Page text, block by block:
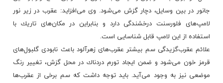
جانور در بین وسایل، دچار گزش می‌شود. وی می‌افزاید: عقرب در زیر نور
لامپ‌های فلورسنت درخشندگی دارد و بنابراین در مكان‌های تاریك با
استفاده از این لامپ قابل شناسایی است.
علائم عقرب‌گزیدگی سم بیشتر عقرب‌های زهر‌آلود باعث نابودی گلبول‌های
قرمز خون می‌شود و ضمن ایجاد تورم دردناك در محل گزش، تغییر رنگ
موضعی نیز به وجود می‌آید. باید توجه داشت كه سم برخی از عقرب‌ها